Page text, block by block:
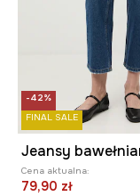
-42%
FINAL SALE
Cena aktualna:
79,90 zł